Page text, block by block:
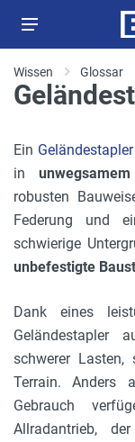
Wissen Glossar
Ein Geländestapler
in
robusten
Federung und
schwierige
unbefestigte
Dank eines
Geländestapler
schwerer Lasten,
Terrain. Anders
Gebrauch
Allradantrieb,